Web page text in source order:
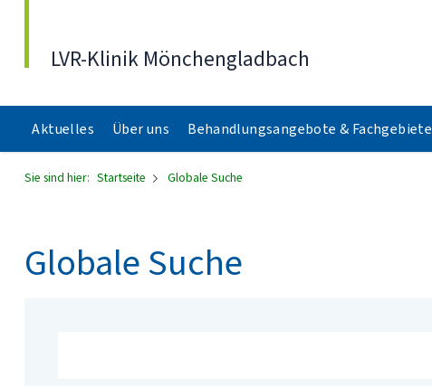
LVR-Klinik Mönchengladbach
Aktuelles Über uns Behandlungsangebote & Fachgebiete
Sie sind hier: Startseite Globale Suche
Globale Suche